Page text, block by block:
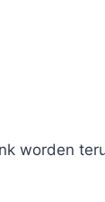
worden